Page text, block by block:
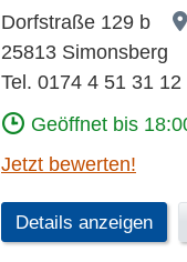
Dorfstraße 129 b
25813 Simonsberg
Tel. 0174 4 51 31 12
Geöffnet bis
Jetzt bewerten!
Details anzeigen